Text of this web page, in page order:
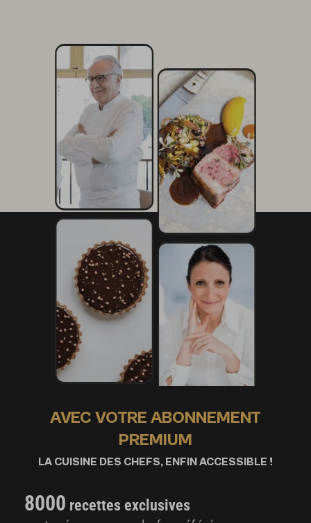
AVEC VOTRE ABONNEMENT
PREMIUM
LA CUISINE DES CHEFS, ENFIN ACCESSIBLE !
8000 recettes exclusives